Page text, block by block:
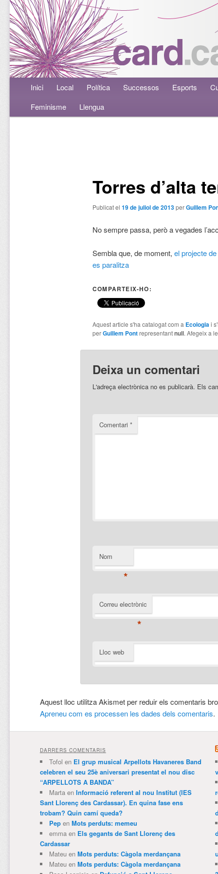
Menú principalAneu al contingut principal
Aneu al contingut secundari
Inici Local Política Successos Esports
Feminisme
Llengua
Torres d’alta
Publicat el 19 de juliol de 2013perGuillem
No sempre passa, però a vegades
Sembla que, de moment, el projecte
es paralitza
COMPARTEIX-HO:
Aquest article s'ha catalogat com a Ecologiai
perGuillem Pontrepresentantnull. Afegeix a
Deixa un comentari
L'adreça electrònica no es publicarà. Els
Comentari *
Nom
*
Correu electrònic
*
Lloc web
Aquest lloc utilitza Akismet per reduir els comentaris
Apreneu com es processen les dades dels comentaris.
DARRERS COMENTARIS
Tofol en El grup musical Arpellots Havaneres Band
celebren el seu 25è aniversari presentat el nou disc
“ARPELLOTS A BANDA”
Martaen Informació referent al nou Institut (IES
Sant Llorenç des Cardassar). En quina fase ens
trobam? Quin camí queda?
Pepen Mots perduts: memeu
emmaen Els gegants de Sant Llorenç des
Cardassar
Mateuen Mots perduts: Càgola merdançana
Mateuen Mots perduts: Càgola merdançana